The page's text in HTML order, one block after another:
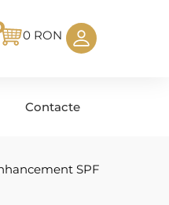
0 RON
Contacte
SPF